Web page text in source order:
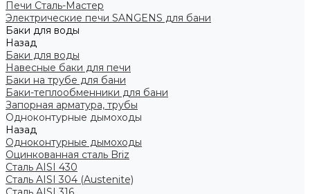
Печи Сталь-Мастер
Электрические печи SANGENS для бани
Баки для воды
Назад
Баки для воды
Навесные баки для печи
Баки на трубе для бани
Баки-теплообменники для бани
Запорная арматура, трубы
Одноконтурные дымоходы
Назад
Одноконтурные дымоходы
Оцинкованная сталь Briz
Сталь AISI 430
Сталь AISI 304 (Austenite)